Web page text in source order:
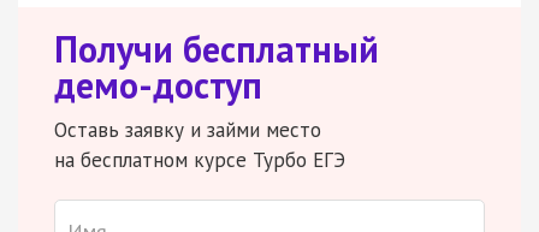
Получи бесплатный
демо-доступ
Оставь заявку и займи место
на бесплатном курсе Турбо ЕГЭ